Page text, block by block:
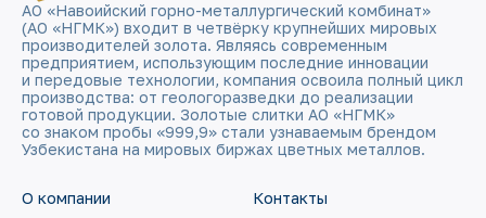
АО «Навоийский горно-металлургический комбинат»
(АО «НГМК») входит в четвёрку крупнейших мировых
производителей золота. Являясь современным
предприятием, использующим последние инновации
и передовые технологии, компания освоила полный цикл
производства: от геологоразведки до реализации
готовой продукции. Золотые слитки АО «НГМК»
со знаком пробы «999,9» стали узнаваемым брендом
Узбекистана на мировых биржах цветных металлов.
О компании Контакты